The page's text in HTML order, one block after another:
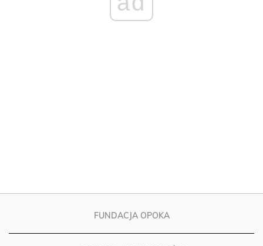
FUNDACJA OPOKA